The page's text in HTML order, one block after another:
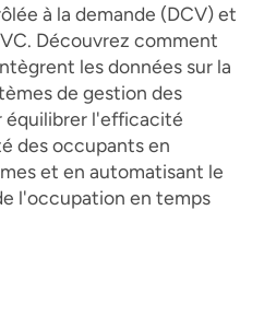
à la demande (DCV) et
Découvrez comment
les données sur la
de gestion des
équilibrer l'efficacité
des occupants en
et en automatisant le
l'occupation en temps